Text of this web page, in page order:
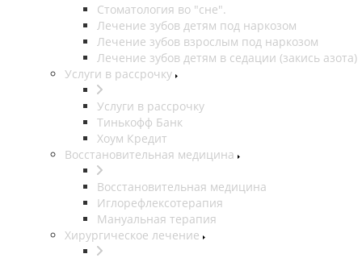
Стоматология во "сне".
Лечение зубов детям под наркозом
Лечение зубов взрослым под наркозом
Лечение зубов детям в седации (закись азота)
Услуги в рассрочку
Услуги в рассрочку
Тинькофф Банк
Хоум Кредит
Восстановительная медицина
Восстановительная медицина
Иглорефлексотерапия
Мануальная терапия
Хирургическое лечение